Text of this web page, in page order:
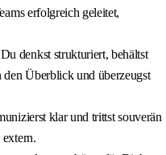
erfolgreich geleitet,
denkst strukturiert, behältst
Überblick und überzeugst
klar und trittst souverän